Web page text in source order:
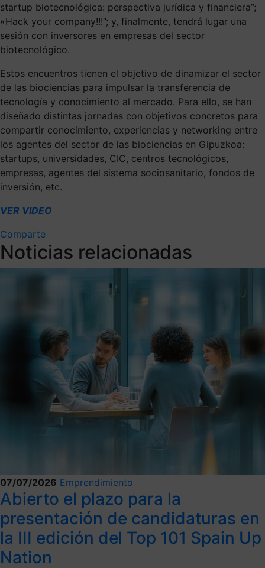
startup biotecnológica: perspectiva jurídica y financiera”;
«Hack your company!!!”; y, finalmente, tendrá lugar una
sesión con inversores en empresas del sector
biotecnológico.
Estos encuentros tienen el objetivo de dinamizar el sector
de las biociencias para impulsar la transferencia de
tecnología y conocimiento al mercado. Para ello, se han
diseñado distintas jornadas con objetivos concretos para
compartir conocimiento, experiencias y networking entre
los agentes del sector de las biociencias en Gipuzkoa:
startups, universidades, CIC, centros tecnológicos,
empresas, agentes del sistema sociosanitario, fondos de
inversión, etc.
VER VIDEO
Comparte
Noticias relacionadas
07/07/2026 Emprendimiento
Abierto el plazo para la
presentación de candidaturas en
la III edición del Top 101 Spain Up
Nation